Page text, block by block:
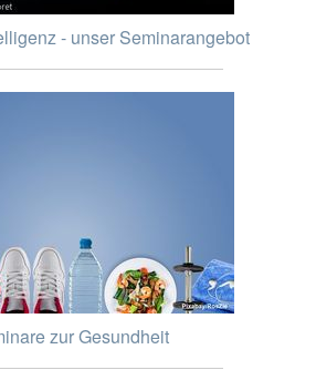
- unser Seminarangebot
zur Gesundheit